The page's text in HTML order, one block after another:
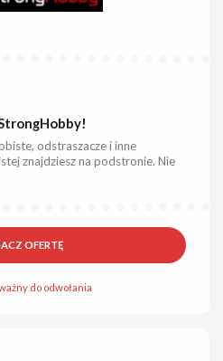
odstraszacze i inne
znajdziesz na podstronie. Nie
OFERTĘ
do odwołania